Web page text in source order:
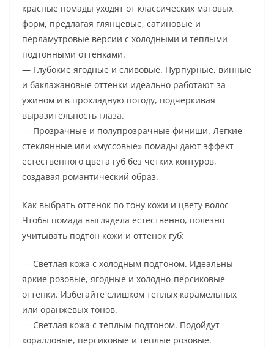
красные помады уходят от классических матовых
форм, предлагая глянцевые, сатиновые и
перламутровые версии с холодными и теплыми
подтонными оттенками.
— Глубокие ягодные и сливовые. Пурпурные, винные
и баклажановые оттенки идеально работают за
ужином и в прохладную погоду, подчеркивая
выразительность глаза.
— Прозрачные и полупрозрачные финиши. Легкие
стеклянные или «муссовые» помады дают эффект
естественного цвета губ без четких контуров,
создавая романтический образ.
Как выбрать оттенок по тону кожи и цвету волос
Чтобы помада выглядела естественно, полезно
учитывать подтон кожи и оттенок губ:
— Светлая кожа с холодным подтоном. Идеальны
яркие розовые, ягодные и холодно-персиковые
оттенки. Избегайте слишком теплых карамельных
или оранжевых тонов.
— Светлая кожа с теплым подтоном. Подойдут
коралловые, персиковые и теплые розовые.